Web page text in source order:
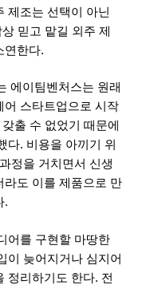
제조는 선택이 아닌
믿고 맡길 외주 제
연한다.
에이팀벤처스는 원래
어 스타트업으로 시작
출 수 없었기 때문에
다. 비용을 아끼기 위
정을 거치면서 신생
라도 이를 제품으로 만
.
어를 구현할 마땅한
이 늦어지거나 심지어
정리하기도 한다. 전